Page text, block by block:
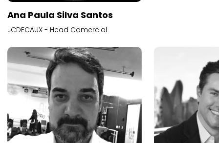
Ana Paula Silva Santos
JCDECAUX - Head Comercial